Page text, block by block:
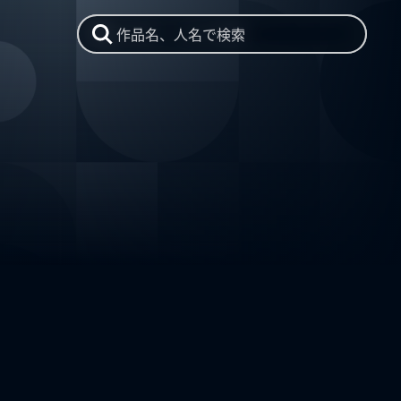
作品名、人名で検索